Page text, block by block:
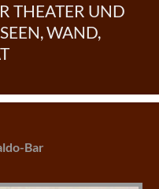
THEATER UND
WAND,
Bar